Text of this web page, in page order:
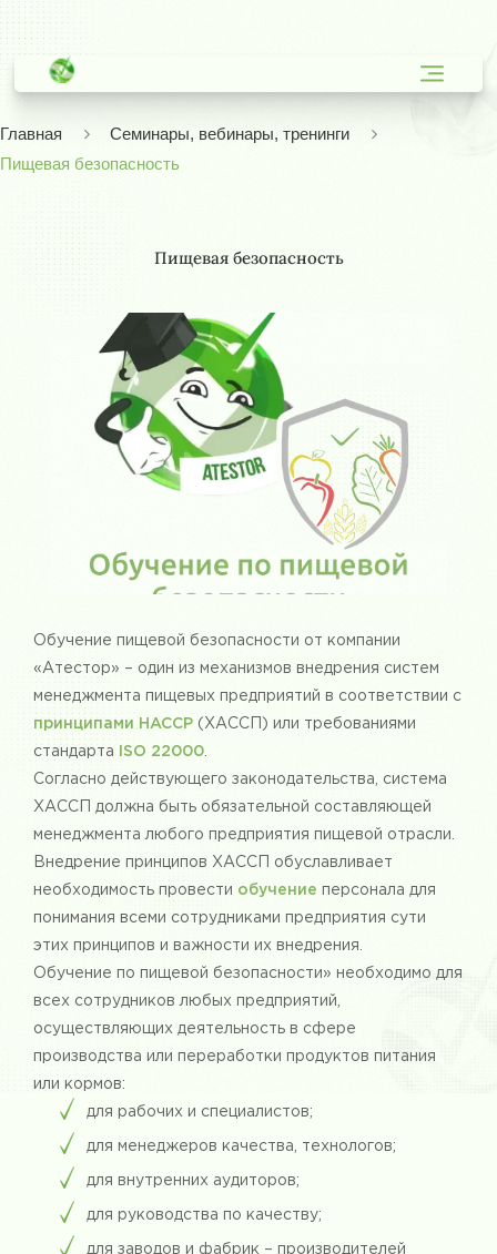
Главная
Семинары, вебинары, тренинги
Пищевая безопасность
Пищевая безопасность
Обучение пищевой безопасности от компании
«Атестор» – один из механизмов внедрения систем
менеджмента пищевых предприятий в соответствии с
принципами HACCP (ХАССП) или требованиями
стандарта ISO 22000
Согласно действующего законодательства, система
ХАССП должна быть обязательной составляющей
менеджмента любого предприятия пищевой отрасли.
Внедрение принципов ХАССП обуславливает
необходимость провести обучение персонала для
понимания всеми сотрудниками предприятия сути
этих принципов и важности их внедрения.
Обучение по пищевой безопасности» необходимо для
всех сотрудников любых предприятий,
осуществляющих деятельность в сфере
производства или переработки продуктов питания
или кормов:
для рабочих и специалистов;
для менеджеров качества, технологов;
для внутренних аудиторов;
для руководства по качеству;
для заводов и фабрик – производителей